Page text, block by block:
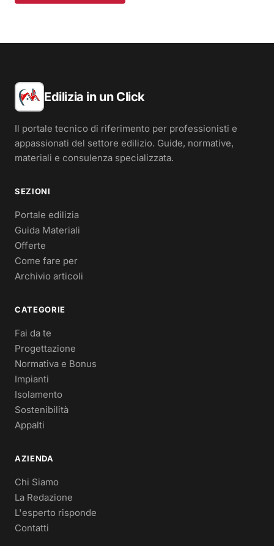
Edilizia in un Click
Il portale tecnico di riferimento per professionisti e
appassionati del settore edilizio. Guide, normative,
materiali e consulenza specializzata.
SEZIONI
Portale edilizia
Guida Materiali
Offerte
Come fare per
Archivio articoli
CATEGORIE
Fai da te
Progettazione
Normativa e Bonus
Impianti
Isolamento
Sostenibilità
Appalti
AZIENDA
Chi Siamo
La Redazione
L'esperto risponde
Contatti